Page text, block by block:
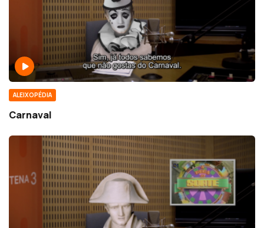
ALEIXOPÉDIA
Carnaval